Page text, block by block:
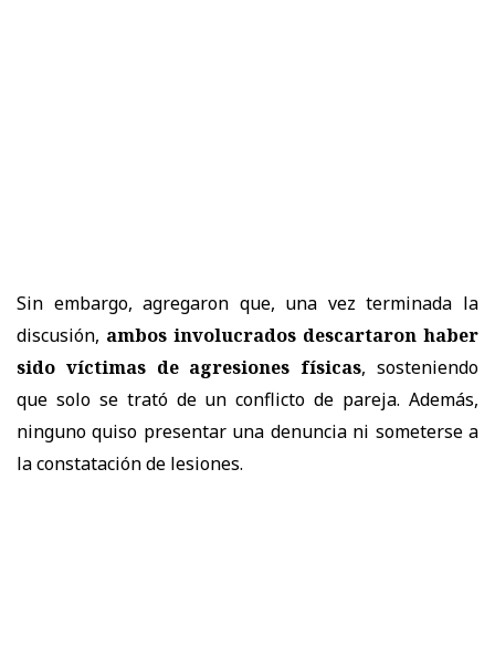
Sin embargo, agregaron que, una vez terminada la
discusión, ambos involucrados descartaron haber
sido víctimas de agresiones físicas, sosteniendo
que solo se trató de un conflicto de pareja. Además,
ninguno quiso presentar una denuncia ni someterse a
la constatación de lesiones.